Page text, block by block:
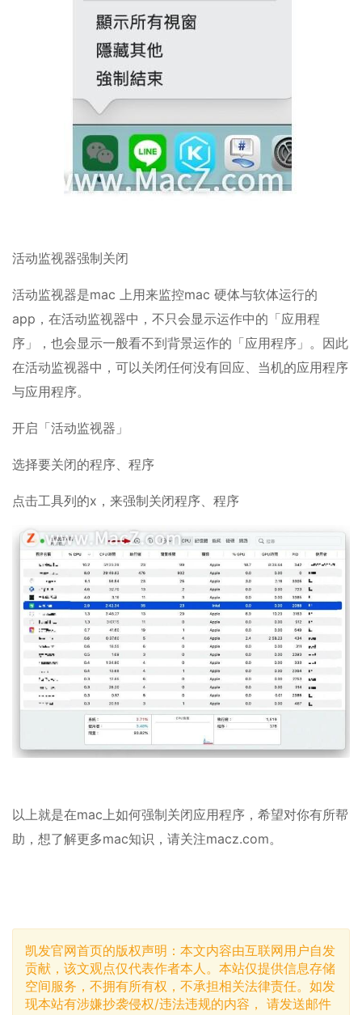
活动监视器强制关闭
活动监视器是mac 上用来监控mac 硬体与软体运行的
app，在活动监视器中，不只会显示运作中的「应用程
序」，也会显示一般看不到背景运作的「应用程序」。因此
在活动监视器中，可以关闭任何没有回应、当机的应用程序
与应用程序。
开启「活动监视器」
选择要关闭的程序、程序
点击工具列的x，来强制关闭程序、程序
以上就是在mac上如何强制关闭应用程序，希望对你有所帮
助，想了解更多mac知识，请关注macz.com。
凯发官网首页的版权声明：本文内容由互联网用户自发
贡献，该文观点仅代表作者本人。本站仅提供信息存储
空间服务，不拥有所有权，不承担相关法律责任。如发
现本站有涉嫌抄袭侵权/违法违规的内容， 请发送邮件